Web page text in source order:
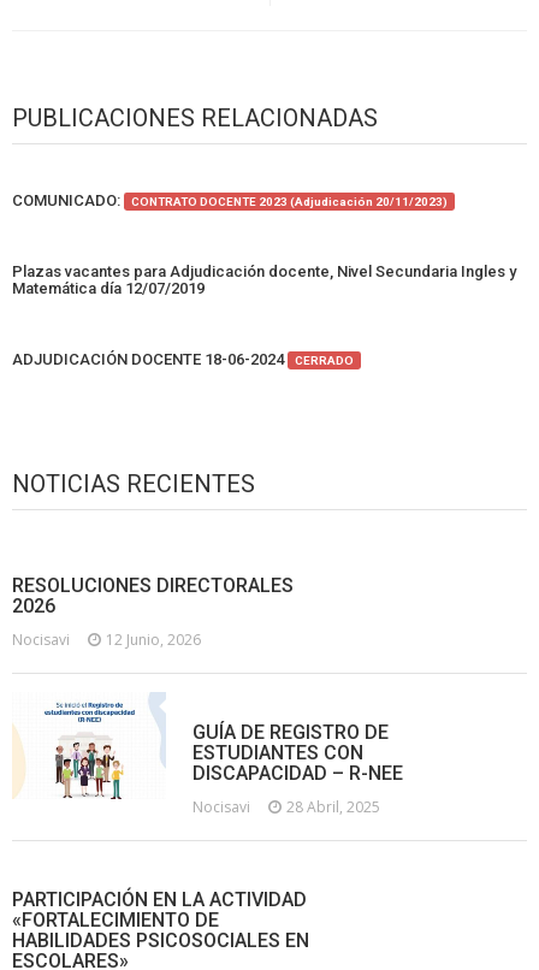
PUBLICACIONES RELACIONADAS
COMUNICADO: CONTRATO DOCENTE 2023 (Adjudicación 20/11/2023)
Plazas vacantes para Adjudicación docente, Nivel Secundaria Ingles y
Matemática día 12/07/2019
ADJUDICACIÓN DOCENTE 18-06-2024 CERRADO
NOTICIAS RECIENTES
RESOLUCIONES DIRECTORALES
2026
Nocisavi 12 Junio, 2026
GUÍA DE REGISTRO DE
ESTUDIANTES CON
DISCAPACIDAD – R-NEE
Nocisavi 28 Abril, 2025
PARTICIPACIÓN EN LA ACTIVIDAD
«FORTALECIMIENTO DE
HABILIDADES PSICOSOCIALES EN
ESCOLARES»